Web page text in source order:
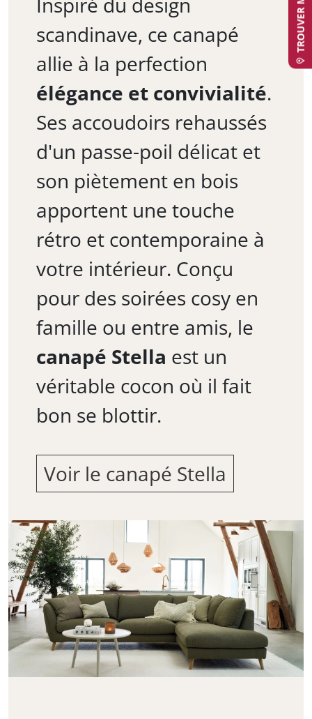
scandinave, ce canapé
allie à la perfection
élégance et convivialité.
Ses accoudoirs rehaussés
d'un passe-poil délicat et
son piètement en bois
apportent une touche
rétro et contemporaine à
votre intérieur. Conçu
pour des soirées cosy en
famille ou entre amis, le
canapé Stella est un
véritable cocon où il fait
bon se blottir.
Voir le canapé Stella